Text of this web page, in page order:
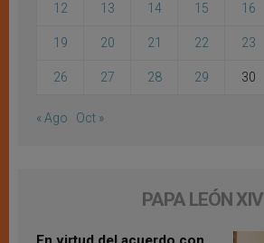
12 13 14 15 16
19 20 21 22 23
26 27 28 29 30
« Ago Oct »
PAPA LEÓN XIV